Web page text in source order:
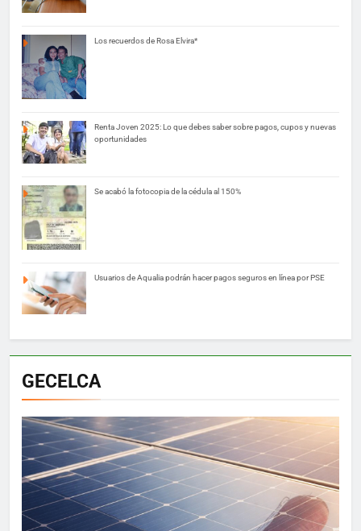
Los recuerdos de Rosa Elvira*
Renta Joven 2025: Lo que debes saber sobre pagos, cupos y nuevas
oportunidades
Se acabó la fotocopia de la cédula al 150%
Usuarios de Aqualia podrán hacer pagos seguros en línea por PSE
GECELCA